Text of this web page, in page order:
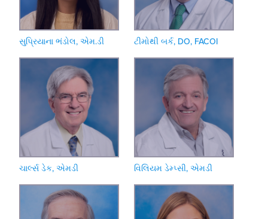
સુપ્રિયાના ભંડોલ, એમ.ડી ટીમોથી બર્ક, DO, FACOI
ચાર્લ્સ ડેક, એમડી વિલિયમ ડેમ્પ્સી, એમડી